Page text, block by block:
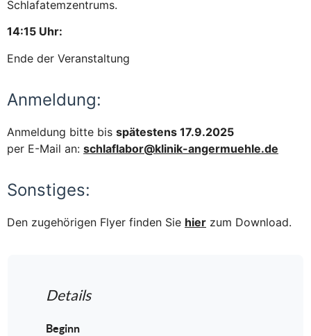
Schlafatemzentrums.
14:15 Uhr:
Ende der Veranstaltung
Anmeldung:
Anmeldung bitte bis spätestens 17.9.2025
per E-Mail an: schlaflabor@klinik-angermuehle.de
Sonstiges:
Den zugehörigen Flyer finden Sie hier zum Download.
Details
Beginn